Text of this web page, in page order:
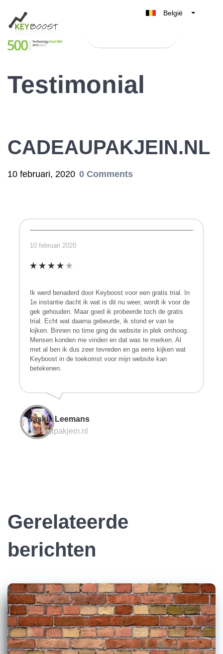
België
Nederland
Testimonial
CADEAUPAKJEIN.NL
10 februari, 2020 0 Comments
10 februari 2020
Ik werd benaderd door Keyboost voor een gratis trial. In
1e instantie dacht ik wat is dit nu weer, wordt ik voor de
gek gehouden. Maar goed ik probeerde toch de gratis
trial. Echt wat daarna gebeurde, ik stond er van te
kijken. Binnen no time ging de website in plek omhoog.
Mensen konden me vinden en dat was te merken. Al
met al ben ik dus zeer tevreden en ga eens kijken wat
Keyboost in de toekomst voor mijn website kan
betekenen.
Saskia Leemans
cadeaupakjein.nl
Gerelateerde
berichten